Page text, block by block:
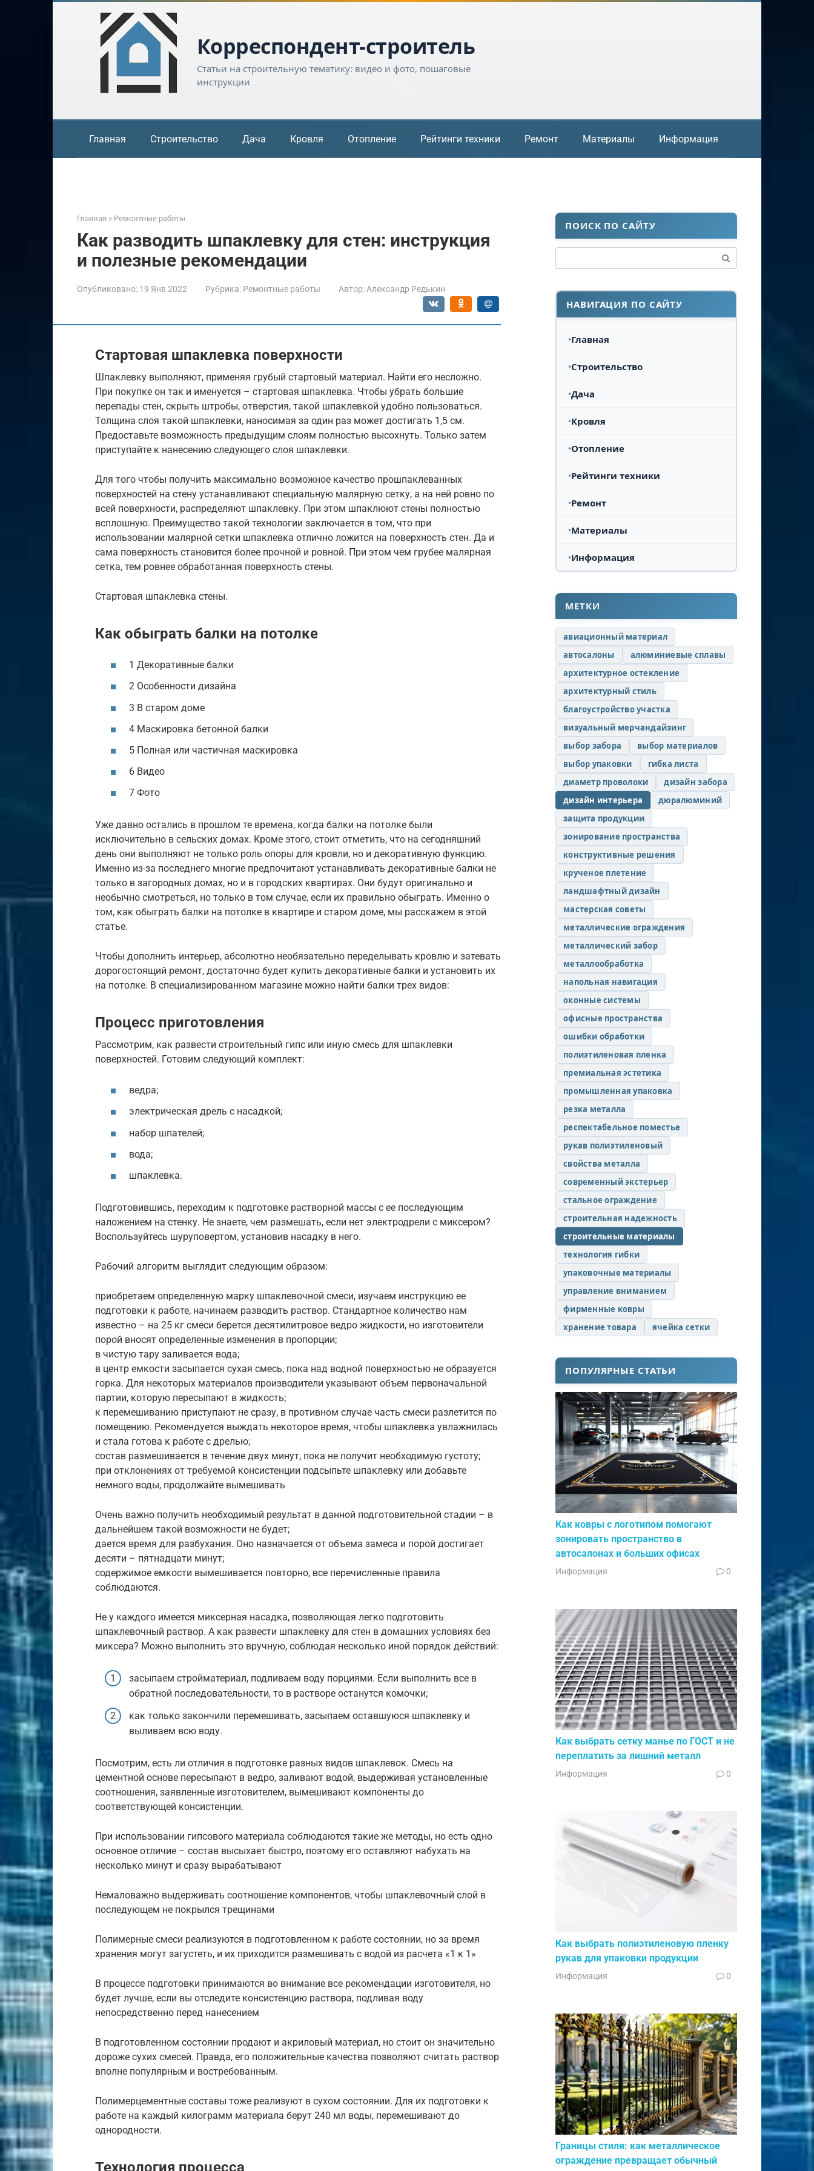
Корреспондент-строитель
Статьи на строительную тематику: видео и фото, пошаговые
инструкции
Главная Строительство Дача Кровля Отопление Рейтинги техники Ремонт Материалы Информация
Главная » Ремонтные работы
Как разводить шпаклевку для стен: инструкция
и полезные рекомендации
Опубликовано: 19 Янв 2022 Рубрика: Ремонтные работы Автор: Александр Редькин
Стартовая шпаклевка поверхности
Шпаклевку выполняют, применяя грубый стартовый материал. Найти его несложно.
При покупке он так и именуется – стартовая шпаклевка. Чтобы убрать большие
перепады стен, скрыть штробы, отверстия, такой шпаклевкой удобно пользоваться.
Толщина слоя такой шпаклевки, наносимая за один раз может достигать 1,5 см.
Предоставьте возможность предыдущим слоям полностью высохнуть. Только затем
приступайте к нанесению следующего слоя шпаклевки.
Для того чтобы получить максимально возможное качество прошпаклеванных
поверхностей на стену устанавливают специальную малярную сетку, а на ней ровно по
всей поверхности, распределяют шпаклевку. При этом шпаклюют стены полностью
всплошную. Преимущество такой технологии заключается в том, что при
использовании малярной сетки шпаклевка отлично ложится на поверхность стен. Да и
сама поверхность становится более прочной и ровной. При этом чем грубее малярная
сетка, тем ровнее обработанная поверхность стены.
Стартовая шпаклевка стены.
Как обыграть балки на потолке
1 Декоративные балки
2 Особенности дизайна
3 В старом доме
4 Маскировка бетонной балки
5 Полная или частичная маскировка
6 Видео
7 Фото
Уже давно остались в прошлом те времена, когда балки на потолке были
исключительно в сельских домах. Кроме этого, стоит отметить, что на сегодняшний
день они выполняют не только роль опоры для кровли, но и декоративную функцию.
Именно из-за последнего многие предпочитают устанавливать декоративные балки не
только в загородных домах, но и в городских квартирах. Они будут оригинально и
необычно смотреться, но только в том случае, если их правильно обыграть. Именно о
том, как обыграть балки на потолке в квартире и старом доме, мы расскажем в этой
статье.
Чтобы дополнить интерьер, абсолютно необязательно переделывать кровлю и затевать
дорогостоящий ремонт, достаточно будет купить декоративные балки и установить их
на потолке. В специализированном магазине можно найти балки трех видов:
Процесс приготовления
Рассмотрим, как развести строительный гипс или иную смесь для шпаклевки
поверхностей. Готовим следующий комплект:
ведра;
электрическая дрель с насадкой;
набор шпателей;
вода;
шпаклевка.
Подготовившись, переходим к подготовке растворной массы с ее последующим
наложением на стенку. Не знаете, чем размешать, если нет электродрели с миксером?
Воспользуйтесь шуруповертом, установив насадку в него.
Рабочий алгоритм выглядит следующим образом:
приобретаем определенную марку шпаклевочной смеси, изучаем инструкцию ее
подготовки к работе, начинаем разводить раствор. Стандартное количество нам
известно – на 25 кг смеси берется десятилитровое ведро жидкости, но изготовители
порой вносят определенные изменения в пропорции;
в чистую тару заливается вода;
в центр емкости засыпается сухая смесь, пока над водной поверхностью не образуется
горка. Для некоторых материалов производители указывают объем первоначальной
партии, которую пересыпают в жидкость;
к перемешиванию приступают не сразу, в противном случае часть смеси разлетится по
помещению. Рекомендуется выждать некоторое время, чтобы шпаклевка увлажнилась
и стала готова к работе с дрелью;
состав размешивается в течение двух минут, пока не получит необходимую густоту;
при отклонениях от требуемой консистенции подсыпьте шпаклевку или добавьте
немного воды, продолжайте вымешивать
Очень важно получить необходимый результат в данной подготовительной стадии – в
дальнейшем такой возможности не будет;
дается время для разбухания. Оно назначается от объема замеса и порой достигает
десяти – пятнадцати минут;
содержимое емкости вымешивается повторно, все перечисленные правила
соблюдаются.
Не у каждого имеется миксерная насадка, позволяющая легко подготовить
шпаклевочный раствор. А как развести шпаклевку для стен в домашних условиях без
миксера? Можно выполнить это вручную, соблюдая несколько иной порядок действий:
засыпаем стройматериал, подливаем воду порциями. Если выполнить все в
обратной последовательности, то в растворе останутся комочки;
как только закончили перемешивать, засыпаем оставшуюся шпаклевку и
выливаем всю воду.
Посмотрим, есть ли отличия в подготовке разных видов шпаклевок. Смесь на
цементной основе пересыпают в ведро, заливают водой, выдерживая установленные
соотношения, заявленные изготовителем, вымешивают компоненты до
соответствующей консистенции.
При использовании гипсового материала соблюдаются такие же методы, но есть одно
основное отличие – состав высыхает быстро, поэтому его оставляют набухать на
несколько минут и сразу вырабатывают
Немаловажно выдерживать соотношение компонентов, чтобы шпаклевочный слой в
последующем не покрылся трещинами
Полимерные смеси реализуются в подготовленном к работе состоянии, но за время
хранения могут загустеть, и их приходится размешивать с водой из расчета «1 к 1»
В процессе подготовки принимаются во внимание все рекомендации изготовителя, но
будет лучше, если вы отследите консистенцию раствора, подливая воду
непосредственно перед нанесением
В подготовленном состоянии продают и акриловый материал, но стоит он значительно
дороже сухих смесей. Правда, его положительные качества позволяют считать раствор
вполне популярным и востребованным.
Полимерцементные составы тоже реализуют в сухом состоянии. Для их подготовки к
работе на каждый килограмм материала берут 240 мл воды, перемешивают до
однородности.
Технология процесса
ПОИСК ПО САЙТУ
НАВИГАЦИЯ ПО САЙТУ
Главная
Строительство
Дача
Кровля
Отопление
Рейтинги техники
Ремонт
Материалы
Информация
МЕТКИ
авиационный материал
автосалоны
алюминиевые сплавы
архитектурное остекление
архитектурный стиль
благоустройство участка
визуальный мерчандайзинг
выбор забора
выбор материалов
выбор упаковки
гибка листа
диаметр проволоки
дизайн забора
дизайн интерьера
дюралюминий
защита продукции
зонирование пространства
конструктивные решения
крученое плетение
ландшафтный дизайн
мастерская советы
металлические ограждения
металлический забор
металлообработка
напольная навигация
оконные системы
офисные пространства
ошибки обработки
полиэтиленовая пленка
премиальная эстетика
промышленная упаковка
резка металла
респектабельное поместье
рукав полиэтиленовый
свойства металла
современный экстерьер
стальное ограждение
строительная надежность
строительные материалы
технология гибки
упаковочные материалы
управление вниманием
фирменные ковры
хранение товара
ячейка сетки
ПОПУЛЯРНЫЕ СТАТЬИ
Как ковры с логотипом помогают
зонировать пространство в
автосалонах и больших офисах
Информация 0
Как выбрать сетку манье по ГОСТ и не
переплатить за лишний металл
Информация 0
Как выбрать полиэтиленовую пленку
рукав для упаковки продукции
Информация 0
Границы стиля: как металлическое
ограждение превращает обычный